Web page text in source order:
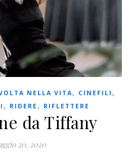
NELLA VITA, CINEFILI ,
, RIDERE , RIFLETTERE
da Tiffany
20, 2020